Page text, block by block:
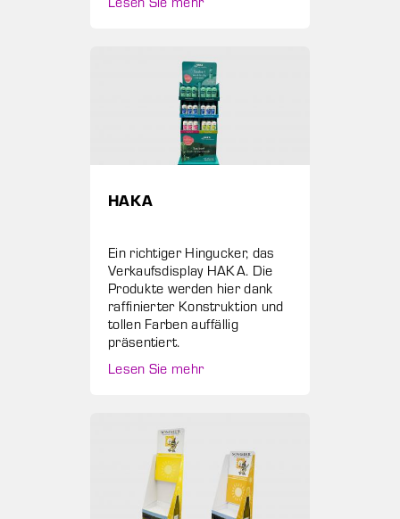
HAKA
Ein richtiger Hingucker, das
Verkaufsdisplay HAKA. Die
Produkte werden hier dank
raffinierter Konstruktion und
tollen Farben auffällig
präsentiert.
Lesen Sie mehr